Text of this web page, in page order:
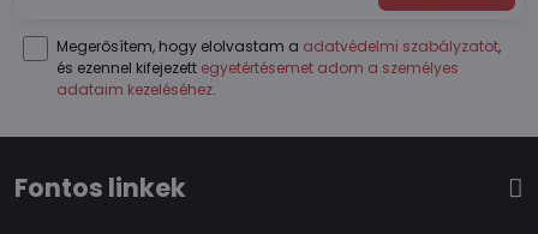
Megerősítem, hogy elolvastam a adatvédelmi szabályzatot,
és ezennel kifejezett egyetértésemet adom a személyes
adataim kezeléséhez.
Fontos linkek